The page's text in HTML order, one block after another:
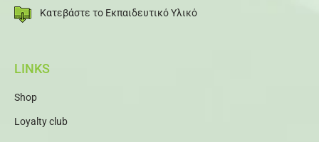
Κατεβάστε το Εκπαιδευτικό Υλικό
LINKS
Shop
Loyalty club